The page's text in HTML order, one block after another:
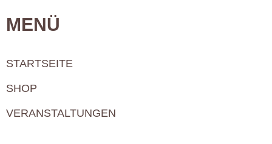
MENÜ
STARTSEITE
SHOP
VERANSTALTUNGEN